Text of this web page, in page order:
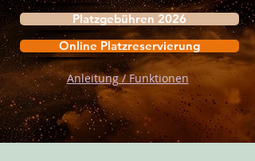
Platzgebühren 2026
Online Platzreservierung
Anleitung / Funktionen